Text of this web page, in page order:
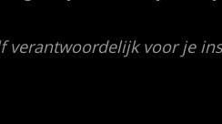
verantwoordelijk voor je